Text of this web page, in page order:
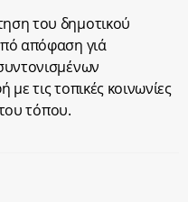
του δημοτικού
απόφαση γιά
τις τοπικές κοινωνίες
του τόπου.